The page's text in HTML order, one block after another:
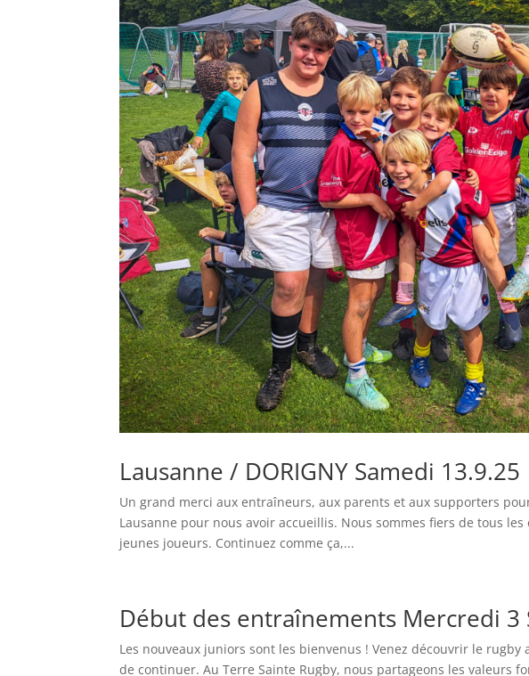
Lausanne / DORIGNY Samedi 13.9.25
Un grand merci aux entraîneurs, aux parents et aux supporters
Lausanne pour nous avoir accueillis. Nous sommes fiers de tous
jeunes joueurs. Continuez comme ça,...
Début des entraînements Mercredi 3
Les nouveaux juniors sont les bienvenus ! Venez découvrir le rugby
de continuer. Au Terre Sainte Rugby, nous partageons les valeurs